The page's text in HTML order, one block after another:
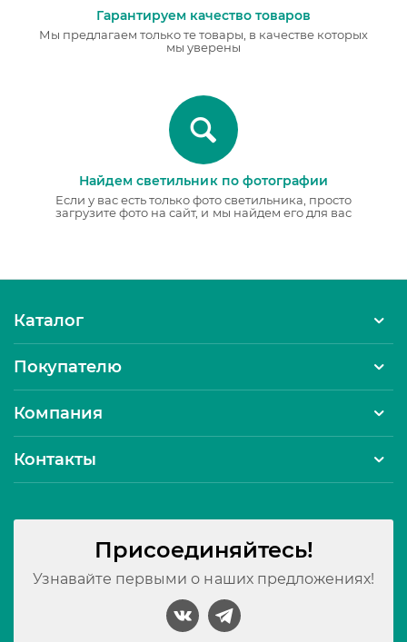
Гарантируем качество товаров
Мы предлагаем только те товары, в качестве которых
мы уверены
Найдем светильник по фотографии
Если у вас есть только фото светильника, просто
загрузите фото на сайт, и мы найдем его для вас
Каталог
Покупателю
Компания
Контакты
Присоединяйтесь!
Узнавайте первыми о наших предложениях!